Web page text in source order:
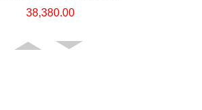
38,380.00